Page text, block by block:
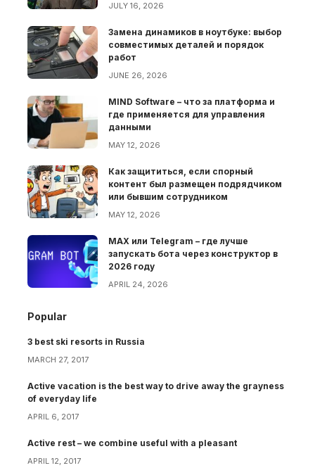
JULY 16, 2026
Замена динамиков в ноутбуке: выбор
совместимых деталей и порядок
работ
JUNE 26, 2026
MIND Software – что за платформа и
где применяется для управления
данными
MAY 12, 2026
Как защититься, если спорный
контент был размещен подрядчиком
или бывшим сотрудником
MAY 12, 2026
MAX или Telegram – где лучше
запускать бота через конструктор в
2026 году
APRIL 24, 2026
Popular
3 best ski resorts in Russia
MARCH 27, 2017
Active vacation is the best way to drive away the grayness
of everyday life
APRIL 6, 2017
Active rest – we combine useful with a pleasant
APRIL 12, 2017